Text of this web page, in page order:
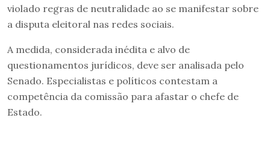
violado regras de neutralidade ao se manifestar sobre
a disputa eleitoral nas redes sociais.
A medida, considerada inédita e alvo de
questionamentos jurídicos, deve ser analisada pelo
Senado. Especialistas e políticos contestam a
competência da comissão para afastar o chefe de
Estado.